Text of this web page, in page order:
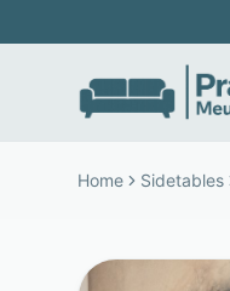
Home Sidetables